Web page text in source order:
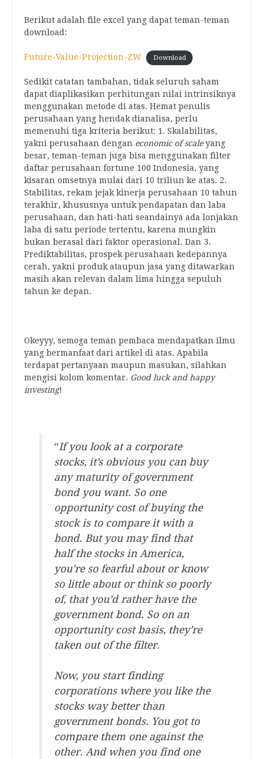
Berikut adalah file excel yang dapat teman-teman
download:
Future-Value-Projection-ZW Download
Sedikit catatan tambahan, tidak seluruh saham
dapat diaplikasikan perhitungan nilai intrinsiknya
menggunakan metode di atas. Hemat penulis
perusahaan yang hendak dianalisa, perlu
memenuhi tiga kriteria berikut: 1. Skalabilitas,
yakni perusahaan dengan economic of scaleyang
besar, teman-teman juga bisa menggunakan filter
daftar perusahaan fortune 100 Indonesia, yang
kisaran omsetnya mulai dari 10 triliun ke atas. 2.
Stabilitas, rekam jejak kinerja perusahaan 10 tahun
terakhir, khususnya untuk pendapatan dan laba
perusahaan, dan hati-hati seandainya ada lonjakan
laba di satu periode tertentu, karena mungkin
bukan berasal dari faktor operasional. Dan 3.
Prediktabilitas, prospek perusahaan kedepannya
cerah, yakni produk ataupun jasa yang ditawarkan
masih akan relevan dalam lima hingga sepuluh
tahun ke depan.
Okeyyy, semoga teman pembaca mendapatkan ilmu
yang bermanfaat dari artikel di atas. Apabila
terdapat pertanyaan maupun masukan, silahkan
mengisi kolom komentar. Good luck and happy
investing!
“If you look at a corporate
stocks, it’s obvious you can buy
any maturity of government
bond you want. So one
opportunity cost of buying the
stock is to compare it with a
bond. But you may find that
half the stocks in America,
you’re so fearful about or know
so little about or think so poorly
of, that you’d rather have the
government bond. So on an
opportunity cost basis, they’re
taken out of the filter.
Now, you start finding
corporations where you like the
stocks way better than
government bonds. You got to
compare them one against the
other. And when you find one